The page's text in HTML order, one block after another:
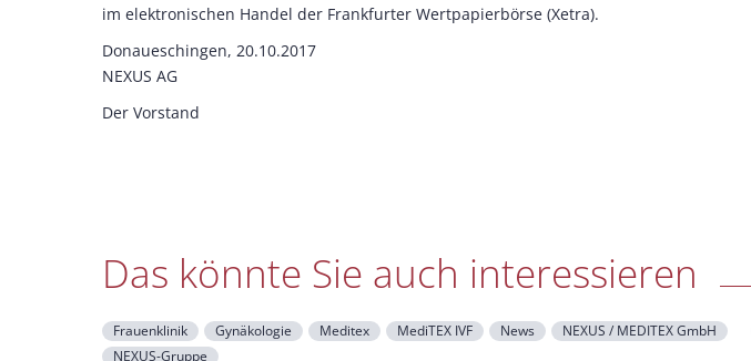
im elektronischen Handel der Frankfurter Wertpapierbörse (Xetra).
Donaueschingen, 20.10.2017
NEXUS AG
Der Vorstand
Das könnte Sie auch interessieren
Frauenklinik Gynäkologie Meditex MediTEX IVF News
NEXUS / MEDITEX GmbH
NEXUS-Gruppe